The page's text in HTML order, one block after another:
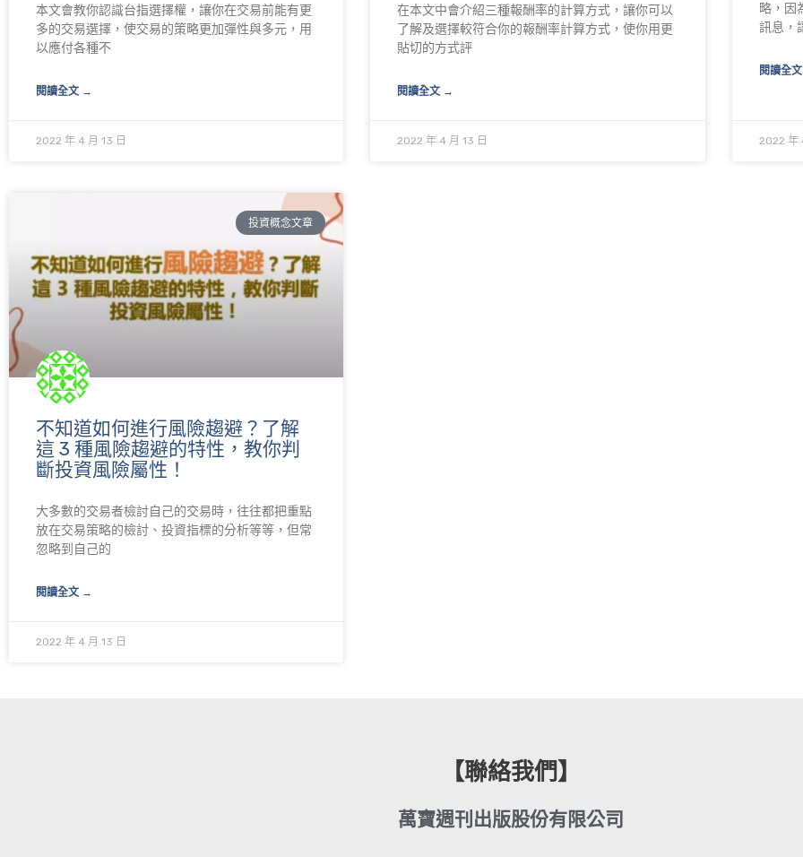
本文會教你認識台指選擇權，讓你在交易前能有更
多的交易選擇，使交易的策略更加彈性與多元，用
以應付各種不
閱讀全文 →
2022 年 4 月 13 日
在本文中會介紹三種報酬率的計算方式，讓你可以
了解及選擇較符合你的報酬率計算方式，使你用更
貼切的方式評
閱讀全文 →
2022 年 4 月 13 日
略，因
訊息，
閱讀全
2022 年
投資概念文章
不知道如何進行風險趨避？了解
這 3 種風險趨避的特性，教你判
斷投資風險屬性！
大多數的交易者檢討自己的交易時，往往都把重點
放在交易策略的檢討、投資指標的分析等等，但常
忽略到自己的
閱讀全文 →
2022 年 4 月 13 日
【聯絡我們】
萬寶週刊出版股份有限公司